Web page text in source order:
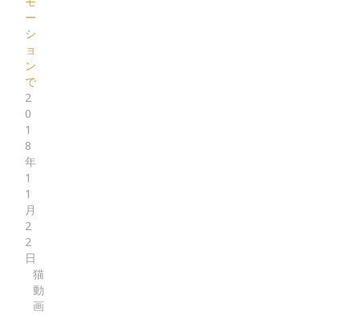
ー
シ
ョ
ン
で
2
0
1
8
年
1
1
月
2
2
日
猫
動
画